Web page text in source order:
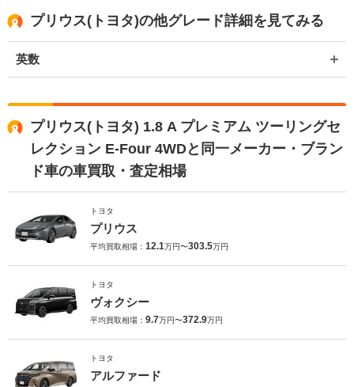
プリウス(トヨタ)の他グレード詳細を見てみる
英数
プリウス(トヨタ) 1.8 A プレミアム ツーリングセ
レクション E-Four 4WDと同一メーカー・ブラン
ド車の車買取・査定相場
トヨタ
プリウス
平均買取相場： 12.1万円〜303.5万円
トヨタ
ヴォクシー
平均買取相場： 9.7万円〜372.9万円
トヨタ
アルファード